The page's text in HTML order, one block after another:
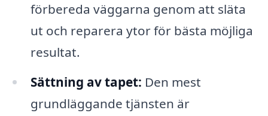
förbereda väggarna genom att släta
ut och reparera ytor för bästa möjliga
resultat.
Sättning av tapet: Den mest
grundläggande tjänsten är